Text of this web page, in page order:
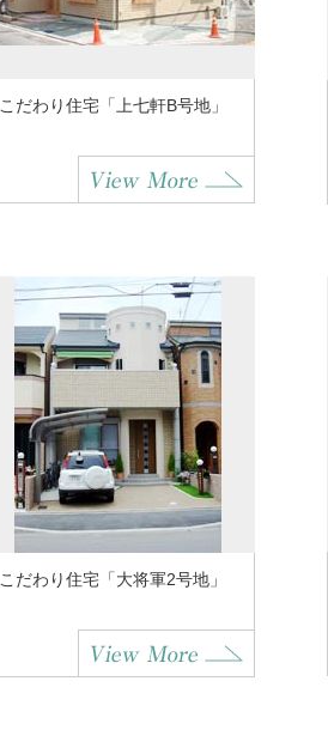
こだわり住宅「上七軒B号地」
こだわり住宅「大将軍2号地」